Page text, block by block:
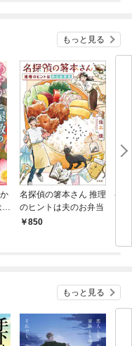
もっと見る
鎌
名探偵の箸本さん 推理
のヒントは夫のお弁当
850
ペ
もっと見る